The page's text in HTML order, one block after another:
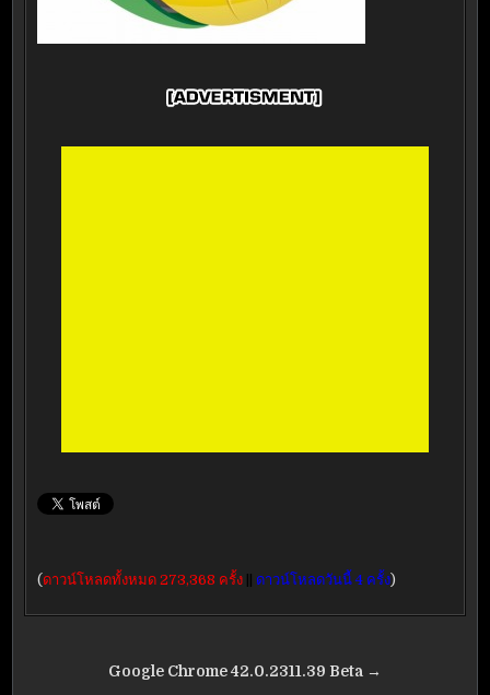
(ดาวน์โหลดทั้งหมด 273,368 ครั้ง ดาวน์โหลดวันนี้ 4 ครั้ง)
แนะแนวGoogle Chrome 42.0.2311.39 Beta →